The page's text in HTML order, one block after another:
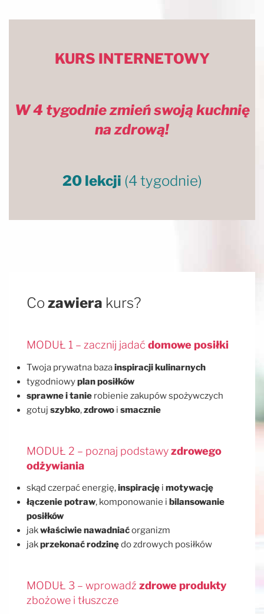
KURS INTERNETOWY
W 4 tygodnie zmień swoją kuchnię
na zdrową!
20 lekcji (4 tygodnie)
Cozawiera kurs?
MODUŁ 1 – zacznij jadać domowe posiłki
Twoja prywatna bazainspiracji kulinarnych
tygodniowyplan posiłków
sprawne i tanie robienie zakupów spożywczych
gotuj szybko,zdrowo i smacznie
MODUŁ 2 – poznaj podstawyzdrowego
odżywiania
skąd czerpać energię,inspirację i motywację
łączenie potraw, komponowanie i bilansowanie
posiłków
jakwłaściwie nawadniaćorganizm
jakprzekonać rodzinędo zdrowych posiłków
MODUŁ 3 – wprowadź zdrowe produkty
zbożowe i tłuszcze